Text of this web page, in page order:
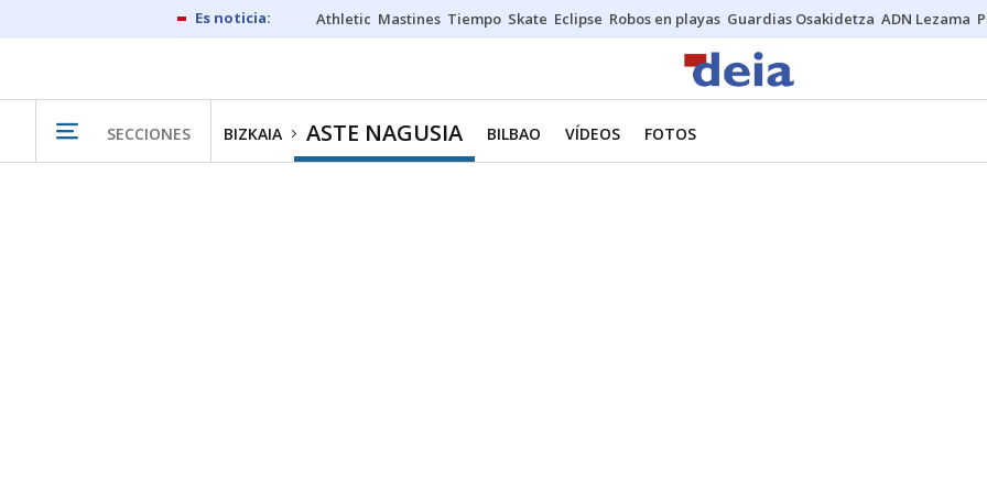
Athletic Mastines Tiempo Skate Eclipse Robos en playas Guardias Osakidetza ADN Lezama
SECCIONES BIZKAIA ASTE NAGUSIA BILBAO VÍDEOS FOTOS